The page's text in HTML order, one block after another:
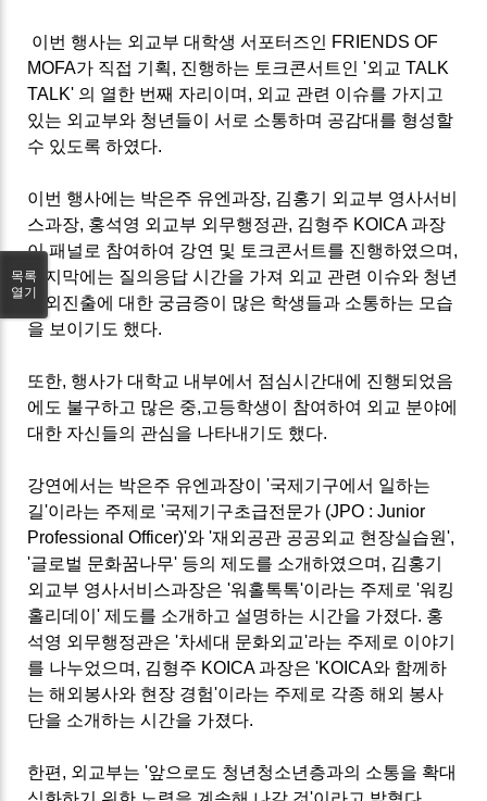
이번 행사는 외교부 대학생 서포터즈인 FRIENDS OF
MOFA가 직접 기획, 진행하는 토크콘서트인 '외교 TALK
TALK' 의 열한 번째 자리이며, 외교 관련 이슈를 가지고
있는 외교부와 청년들이 서로 소통하며 공감대를 형성할
수 있도록 하였다.
이번 행사에는 박은주 유엔과장, 김홍기 외교부 영사서비
스과장, 홍석영 외교부 외무행정관, 김형주 KOICA 과장
이 패널로 참여하여 강연 및 토크콘서트를 진행하였으며,
마지막에는 질의응답 시간을 가져 외교 관련 이슈와 청년
해외진출에 대한 궁금증이 많은 학생들과 소통하는 모습
을 보이기도 했다.
또한, 행사가 대학교 내부에서 점심시간대에 진행되었음
에도 불구하고 많은 중,고등학생이 참여하여 외교 분야에
대한 자신들의 관심을 나타내기도 했다.
강연에서는 박은주 유엔과장이 '국제기구에서 일하는
길'이라는 주제로 '국제기구초급전문가 (JPO : Junior
Professional Officer)'와 '재외공관 공공외교 현장실습원',
'글로벌 문화꿈나무' 등의 제도를 소개하였으며, 김홍기
외교부 영사서비스과장은 '워홀톡톡'이라는 주제로 '워킹
홀리데이' 제도를 소개하고 설명하는 시간을 가졌다. 홍
석영 외무행정관은 '차세대 문화외교'라는 주제로 이야기
를 나누었으며, 김형주 KOICA 과장은 'KOICA와 함께하
는 해외봉사와 현장 경험'이라는 주제로 각종 해외 봉사
단을 소개하는 시간을 가졌다.
한편, 외교부는 '앞으로도 청년청소년층과의 소통을 확대
목록
열기